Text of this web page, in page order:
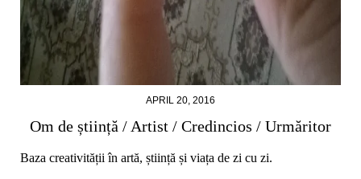
APRIL 20, 2016
Om de știință / Artist / Credincios / Urmăritor
Baza creativității în artă, știință și viața de zi cu zi.